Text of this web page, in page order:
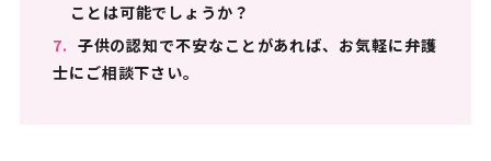
ことは可能でしょうか？
7. 子供の認知で不安なことがあれば、お気軽に弁護
士にご相談下さい。